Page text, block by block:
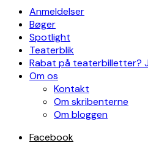
Anmeldelser
Bøger
Spotlight
Teaterblik
Rabat på teaterbilletter?
Om os
Kontakt
Om skribenterne
Om bloggen
Facebook